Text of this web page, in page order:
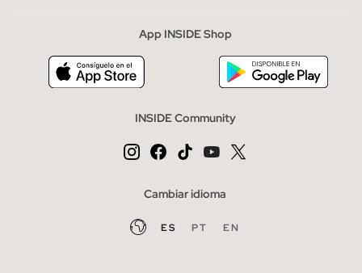
App INSIDE Shop
INSIDE Community
Cambiar idioma
ES PT EN